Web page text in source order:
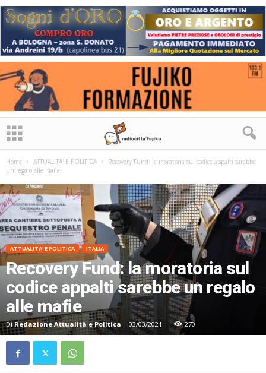
Home ATTUALITA' E POLITICA
Recovery Fund: la moratoria sul codice appalti sarebbe
un regalo alle mafie
ATTUALITA' E POLITICA ITALIA
Recovery Fund: la moratoria sul
codice appalti sarebbe un regalo
alle mafie
Di Redazione Attualità e Politica - 03/03/2021 270